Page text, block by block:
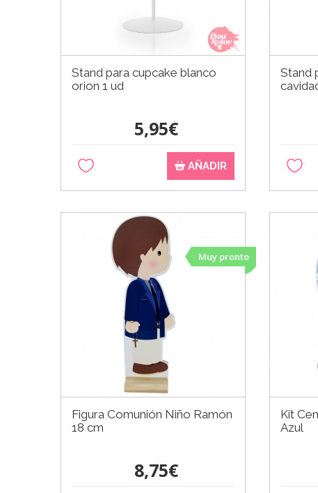
Stand para cupcake blanco
orion 1 ud
5,95€
AÑADIR
Stand
Muy pronto
Figura Comunión Niño Ramón
18 cm
8,75€
Kit
Azul